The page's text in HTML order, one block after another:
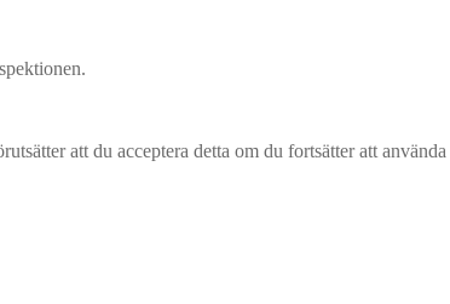
att du acceptera detta om du fortsätter att använda